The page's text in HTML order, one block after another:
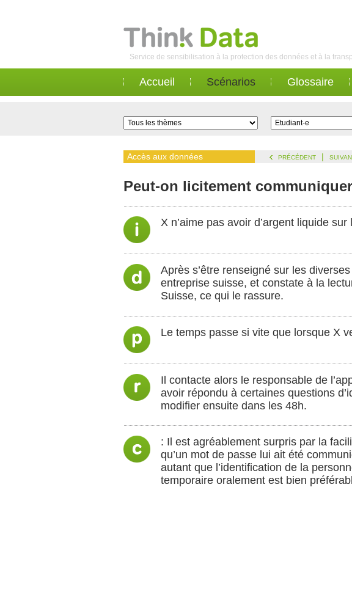
Service de sensibilisation à la protection des données et à la
Accueil Scénarios Glossaire
Accès aux données PRÉCÉDENT |
Peut-on licitement
X n’aime pas avoir d’argent liquide
Après s’être renseigné sur les
entreprise suisse, et constate à la
Suisse, ce qui le rassure.
Le temps passe si vite que lorsque X
Il contacte alors le responsable de
avoir répondu à certaines questions
modifier ensuite dans les 48h.
: Il est agréablement surpris par la
qu’un mot de passe lui ait été
autant que l’identification de la
temporaire oralement est bien